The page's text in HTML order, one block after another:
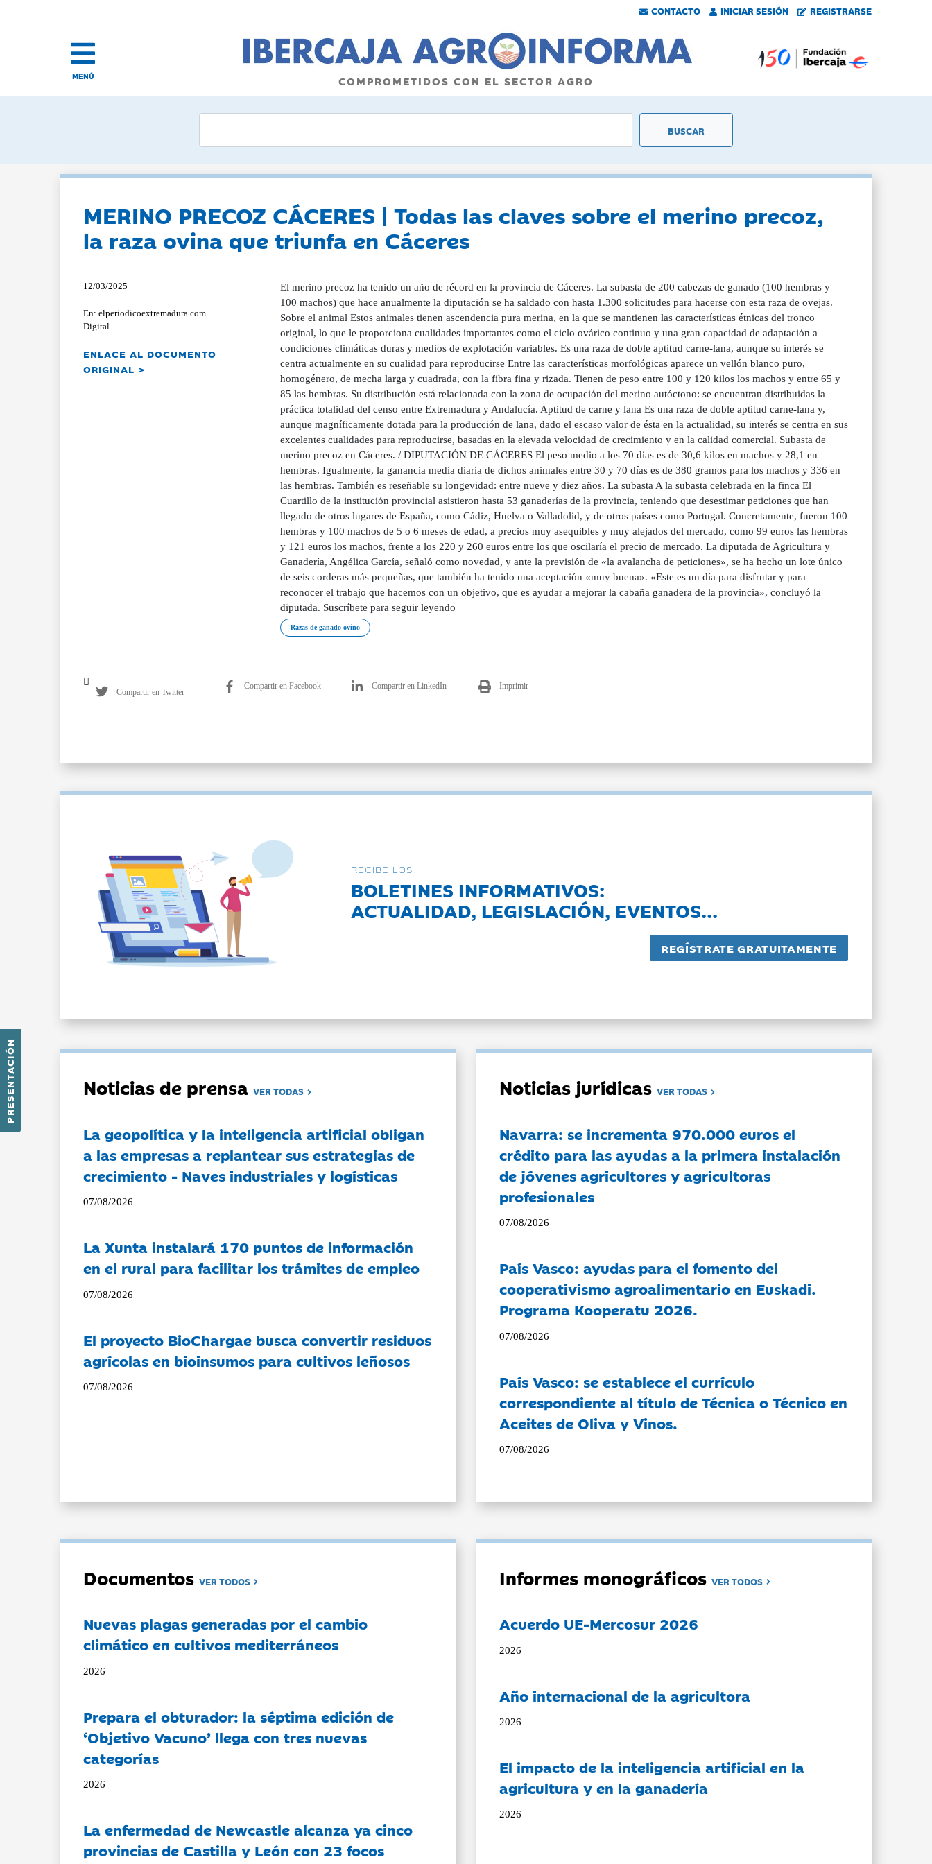
CONTACTO INICIAR SESIÓN REGISTRARSE
PRESENTACIÓN
MENÚ COMPROMETIDOS CON EL SECTOR AGRO
MERINO PRECOZ CÁCERES | Todas las claves sobre el merino precoz,
la raza ovina que triunfa en Cáceres
12/03/2025
En: elperiodicoextremadura.com
Digital
ENLACE AL DOCUMENTO
ORIGINAL >
El merino precoz ha tenido un año de récord en la provincia de Cáceres. La subasta de 200 cabezas de ganado (100 hembras y
100 machos) que hace anualmente la diputación se ha saldado con hasta 1.300 solicitudes para hacerse con esta raza de ovejas.
Sobre el animal Estos animales tienen ascendencia pura merina, en la que se mantienen las características étnicas del tronco
original, lo que le proporciona cualidades importantes como el ciclo ovárico continuo y una gran capacidad de adaptación a
condiciones climáticas duras y medios de explotación variables. Es una raza de doble aptitud carne-lana, aunque su interés se
centra actualmente en su cualidad para reproducirse Entre las características morfológicas aparece un vellón blanco puro,
homogénero, de mecha larga y cuadrada, con la fibra fina y rizada. Tienen de peso entre 100 y 120 kilos los machos y entre 65 y
85 las hembras. Su distribución está relacionada con la zona de ocupación del merino autóctono: se encuentran distribuidas la
práctica totalidad del censo entre Extremadura y Andalucía. Aptitud de carne y lana Es una raza de doble aptitud carne-lana y,
aunque magníficamente dotada para la producción de lana, dado el escaso valor de ésta en la actualidad, su interés se centra en sus
excelentes cualidades para reproducirse, basadas en la elevada velocidad de crecimiento y en la calidad comercial. Subasta de
merino precoz en Cáceres. / DIPUTACIÓN DE CÁCERES El peso medio a los 70 días es de 30,6 kilos en machos y 28,1 en
hembras. Igualmente, la ganancia media diaria de dichos animales entre 30 y 70 días es de 380 gramos para los machos y 336 en
las hembras. También es reseñable su longevidad: entre nueve y diez años. La subasta A la subasta celebrada en la finca El
Cuartillo de la institución provincial asistieron hasta 53 ganaderías de la provincia, teniendo que desestimar peticiones que han
llegado de otros lugares de España, como Cádiz, Huelva o Valladolid, y de otros países como Portugal. Concretamente, fueron 100
hembras y 100 machos de 5 o 6 meses de edad, a precios muy asequibles y muy alejados del mercado, como 99 euros las hembras
y 121 euros los machos, frente a los 220 y 260 euros entre los que oscilaría el precio de mercado. La diputada de Agricultura y
Ganadería, Angélica García, señaló como novedad, y ante la previsión de «la avalancha de peticiones», se ha hecho un lote único
de seis corderas más pequeñas, que también ha tenido una aceptación «muy buena». «Este es un día para disfrutar y para
reconocer el trabajo que hacemos con un objetivo, que es ayudar a mejorar la cabaña ganadera de la provincia», concluyó la
diputada. Suscríbete para seguir leyendo
Razas de ganado ovino
Compartir en Twitter
Compartir en Facebook Compartir en LinkedIn Imprimir
RECIBE LOS
BOLETINES INFORMATIVOS:
ACTUALIDAD, LEGISLACIÓN, EVENTOS...
Noticias de prensaVER TODAS
La geopolítica y la inteligencia artificial obligan
a las empresas a replantear sus estrategias de
crecimiento - Naves industriales y logísticas
07/08/2026
La Xunta instalará 170 puntos de información
en el rural para facilitar los trámites de empleo
07/08/2026
El proyecto BioChargae busca convertir residuos
agrícolas en bioinsumos para cultivos leñosos
07/08/2026
Noticias jurídicasVER TODAS
Navarra: se incrementa 970.000 euros el
crédito para las ayudas a la primera instalación
de jóvenes agricultores y agricultoras
profesionales
07/08/2026
País Vasco: ayudas para el fomento del
cooperativismo agroalimentario en Euskadi.
Programa Kooperatu 2026.
07/08/2026
País Vasco: se establece el currículo
correspondiente al título de Técnica o Técnico en
Aceites de Oliva y Vinos.
07/08/2026
DocumentosVER TODOS
Nuevas plagas generadas por el cambio
climático en cultivos mediterráneos
2026
Prepara el obturador: la séptima edición de
‘Objetivo Vacuno’ llega con tres nuevas
categorías
2026
La enfermedad de Newcastle alcanza ya cinco
provincias de Castilla y León con 23 focos
Informes monográficosVER TODOS
Acuerdo UE-Mercosur 2026
2026
Año internacional de la agricultora
2026
El impacto de la inteligencia artificial en la
agricultura y en la ganadería
2026